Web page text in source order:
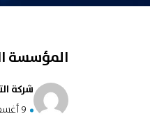
المؤسسة
شركة
9 أغسطس